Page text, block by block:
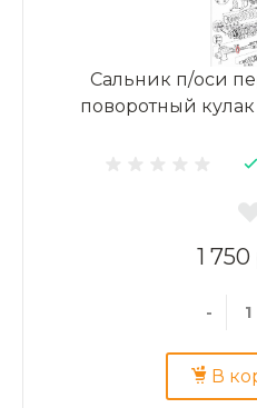
Сальник п/оси
поворотный кулак
1
-
В